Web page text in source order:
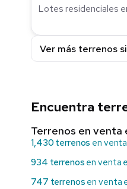
Lotes residenciales
Ver más terrenos
Encuentra
Terrenos en venta
1,430 terrenos en
934 terrenos en venta
747 terrenos en venta